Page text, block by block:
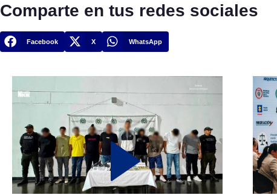
Comparte en tus redes sociales
Facebook X WhatsApp